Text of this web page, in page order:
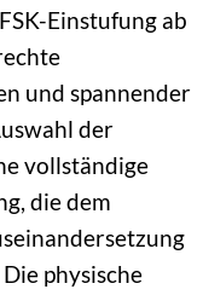
Einstufung ab
und spannender
der
vollständige
die dem
physische